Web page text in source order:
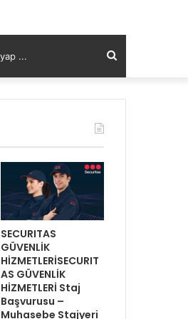
yap
SECURITAS
GÜVENLİK
HİZMETLERİSECURIT
AS GÜVENLİK
HİZMETLERİ Staj
Başvurusu –
Muhasebe Stajyeri